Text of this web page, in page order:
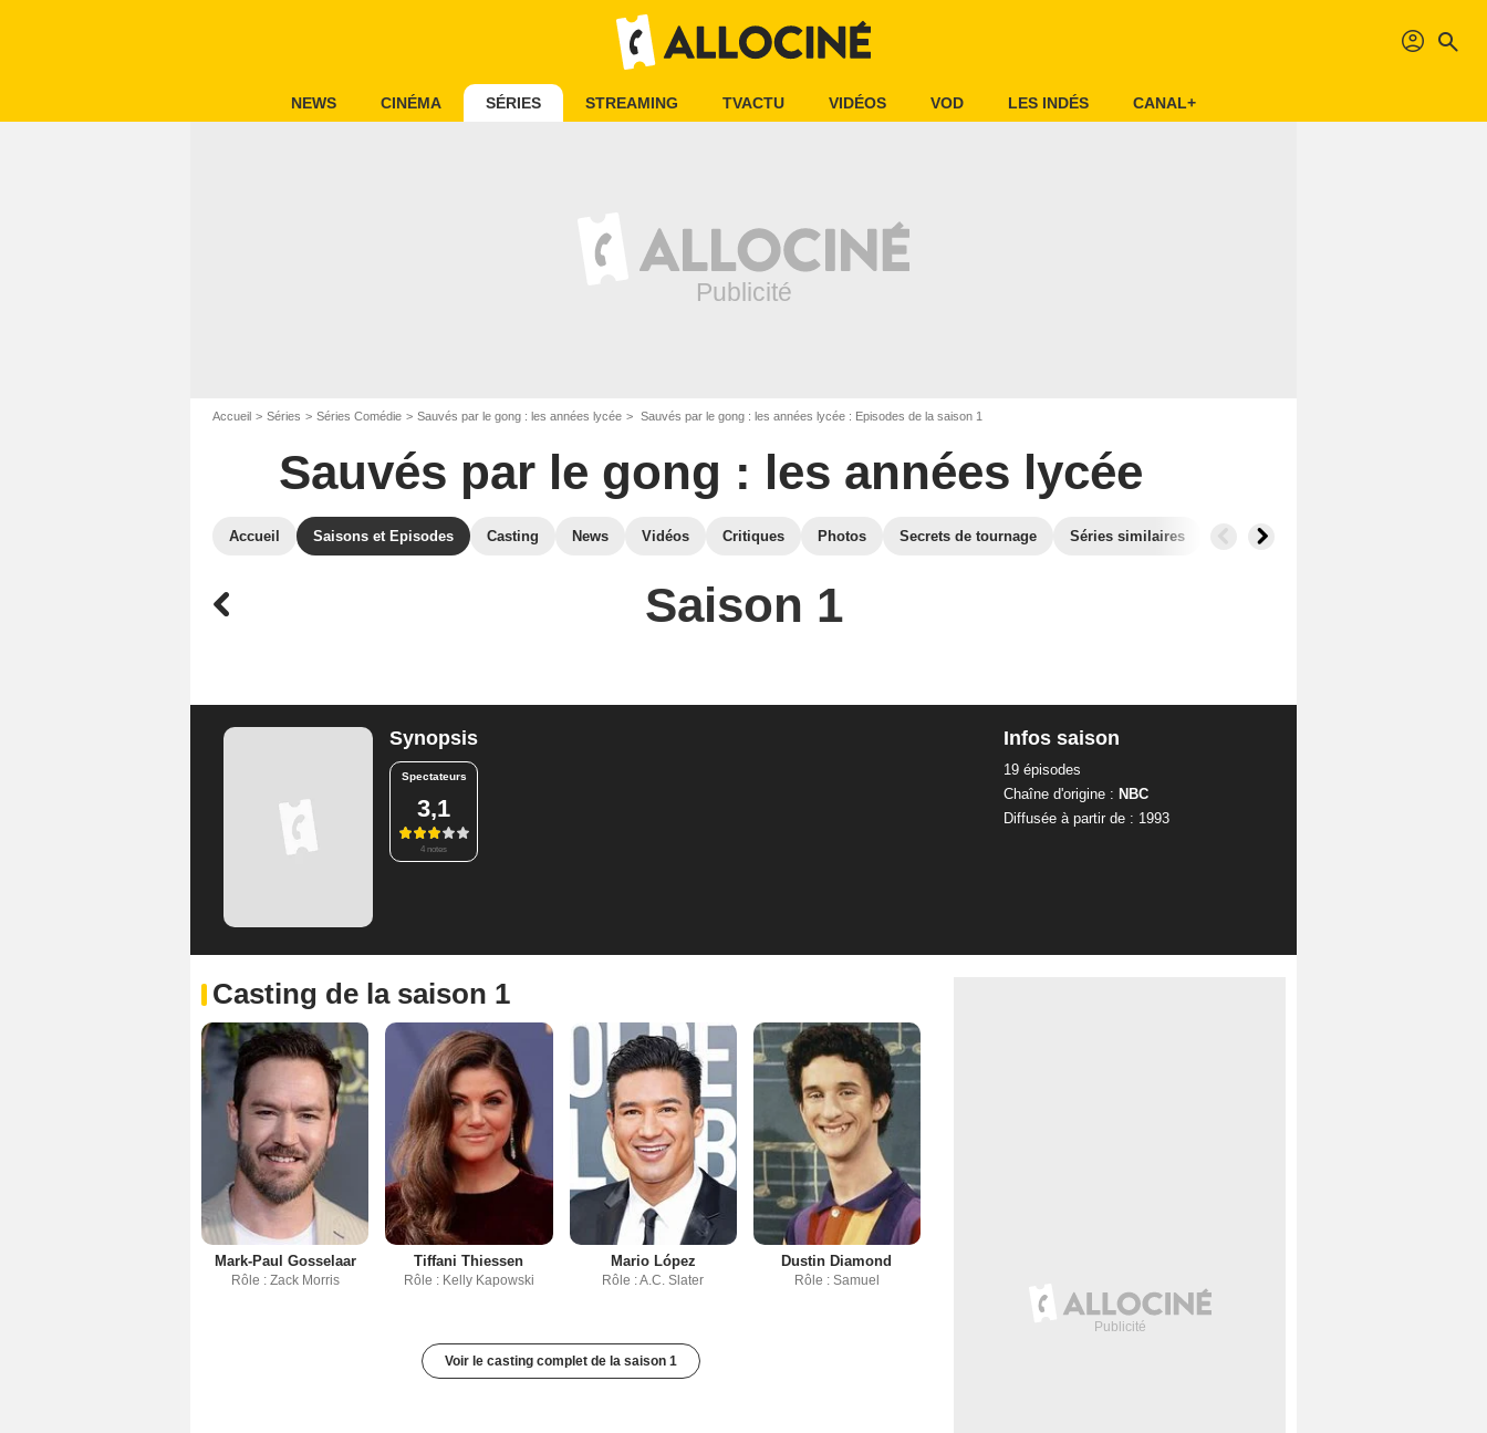
profil search
NEWS CINÉMA SÉRIES STREAMING TVACTU VIDÉOS VOD LES INDÉS CANAL+
Accueil Séries Séries Comédie Sauvés par le gong : les années lycée Sauvés par le gong : les années lycée : Episodes de la saison 1
Sauvés par le gong : les années lycée
Accueil Saisons et Episodes Casting News Vidéos Critiques Photos Secrets de tournage Séries similaires
Saison 1
Synopsis
Spectateurs
3,1
4 notes
Infos saison
19 épisodes
Chaîne d'origine : NBC
Diffusée à partir de : 1993
Casting de la saison 1
Mark-Paul Gosselaar
Rôle : Zack Morris
Tiffani Thiessen
Rôle : Kelly Kapowski
Mario López
Rôle : A.C. Slater
Dustin Diamond
Rôle : Samuel
Voir le casting complet de la saison 1